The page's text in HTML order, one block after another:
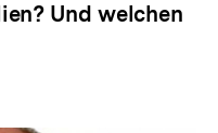
Und welchen